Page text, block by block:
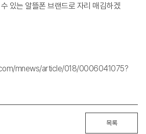
있는 알뜰폰 브랜드로 자리 매김하겠
mnews/article/018/0006041075?
목록